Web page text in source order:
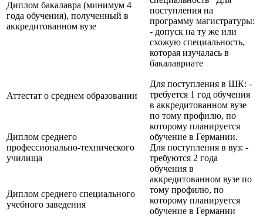
Диплом бакалавра (минимум 4
года обучения), полученный в
аккредитованном вузе
поступления на
программу магистратуры:
- допуск на ту же или
схожую специальность,
которая изучалась в
бакалавриате
Аттестат о среднем образовании
Для поступления в ШК: -
требуется 1 год обучения
в аккредитованном вузе
по тому профилю, по
которому планируется
обучение в Германии.
Для поступления в вуз: -
требуются 2 года
обучения в
аккредитованном вузе по
тому профилю, по
которому планируется
обучение в Германии
Диплом среднего
профессионально-технического
училища
Диплом среднего специального
учебного заведения